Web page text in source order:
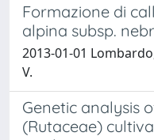
Formazione di
alpina subsp.
2013-01-01
V.
Genetic analysis
(Rutaceae)